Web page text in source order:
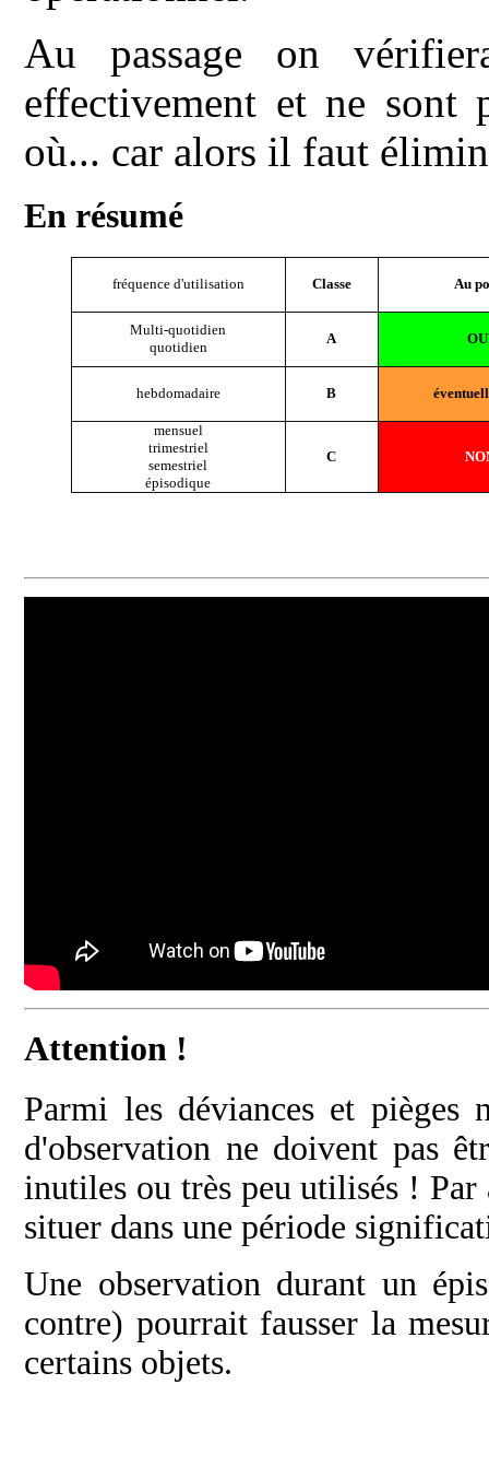
Au passage on
effectivement et ne sont
où... car alors il faut
En résumé
fréquence d'utilisation Classe Au
Multi-quotidien
quotidien
A
hebdomadaire B
mensuel
trimestriel
semestriel
épisodique
C
Attention !
Parmi les déviances et pièges
d'observation ne doivent pas
inutiles ou très peu utilisés !
situer dans une période
Une observation durant un
contre) pourrait fausser la
certains objets.